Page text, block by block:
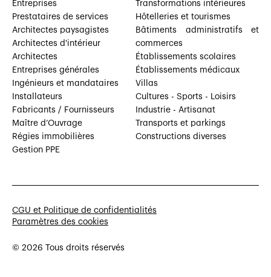
Entreprises
Prestataires de services
Architectes paysagistes
Architectes d'intérieur
Architectes
Entreprises générales
Ingénieurs et mandataires
Installateurs
Fabricants / Fournisseurs
Maître d’Ouvrage
Régies immobilières
Gestion PPE
Transformations intérieures
Hôtelleries et tourismes
Bâtiments administratifs et
commerces
Établissements scolaires
Établissements médicaux
Villas
Cultures - Sports - Loisirs
Industrie - Artisanat
Transports et parkings
Constructions diverses
© 2026 Tous droits réservés
CGU et Politique de confidentialités
Paramètres des cookies